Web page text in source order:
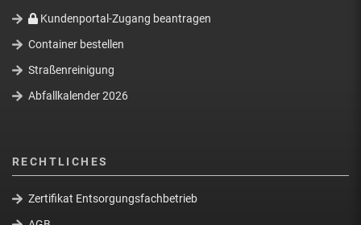
Kundenportal-Zugang beantragen
Container bestellen
Straßenreinigung
Abfallkalender 2026
RECHTLICHES
Zertifikat Entsorgungsfachbetrieb